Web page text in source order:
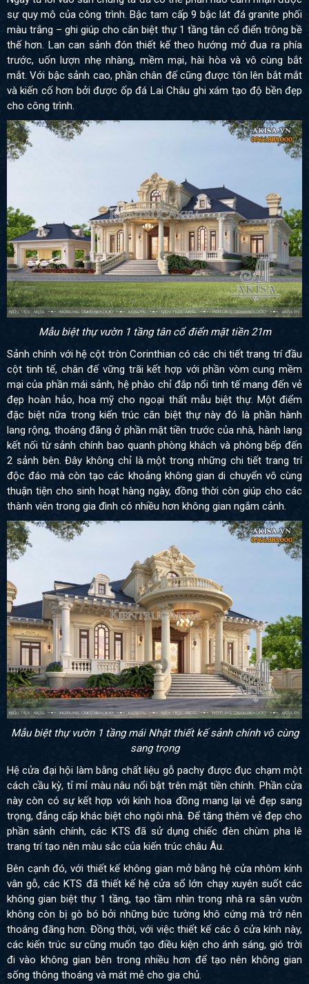
sự quy mô của công trình. Bậc tam cấp 9 bậc lát đá granite phối
màu trắng – ghi giúp cho căn biệt thự 1 tầng tân cổ điển trông bề
thế hơn. Lan can sảnh đón thiết kế theo hướng mở đua ra phía
trước, uốn lượn nhẹ nhàng, mềm mại, hài hòa và vô cùng bắt
mắt. Với bậc sảnh cao, phần chân đế cũng được tôn lên bắt mắt
và kiến cố hơn bởi được ốp đá Lai Châu ghi xám tạo độ bền đẹp
cho công trình.
Mẫu biệt thự vườn 1 tầng tân cổ điển mặt tiền 21m
Sảnh chính với hệ cột tròn Corinthian có các chi tiết trang trí đầu
cột tinh tế, chân đế vững trãi kết hợp với phần vòm cung mềm
mại của phần mái sảnh, hệ phào chỉ đắp nổi tinh tế mang đến vẻ
đẹp hoàn hảo, hoa mỹ cho ngoại thất mẫu biệt thự. Một điểm
đặc biệt nữa trong kiến trúc căn biệt thự này đó là phần hành
lang rộng, thoáng đãng ở phần mặt tiền trước của nhà, hành lang
kết nối từ sảnh chính bao quanh phòng khách và phòng bếp đến
2 sảnh bên. Đây không chỉ là một trong những chi tiết trang trí
độc đáo mà còn tạo các khoảng không gian di chuyển vô cùng
thuận tiện cho sinh hoạt hàng ngày, đồng thời còn giúp cho các
thành viên trong gia đình có nhiều hơn không gian ngắm cảnh.
Mẫu biệt thự vườn 1 tầng mái Nhật thiết kế sảnh chính vô cùng
sang trọng
Hệ cửa đại hội làm bằng chất liệu gỗ pachy được đục chạm một
cách cầu kỳ, tỉ mỉ màu nâu nổi bật trên mặt tiền chính. Phần cửa
này còn có sự kết hợp với kính hoa đồng mang lại vẻ đẹp sang
trọng, đẳng cấp khác biệt cho ngôi nhà. Để tăng thêm vẻ đẹp cho
phần sảnh chính, các KTS đã sử dụng chiếc đèn chùm pha lê
trang trí tạo nên màu sắc của kiến trúc châu Âu.
Bên cạnh đó, với thiết kế không gian mở bằng hệ cửa nhôm kính
vân gỗ, các KTS đã thiết kế hệ cửa sổ lớn chạy xuyên suốt các
không gian biệt thự 1 tầng, tạo tầm nhìn trong nhà ra sân vườn
không còn bị gò bó bởi những bức tường khô cứng mà trở nên
thoáng đãng hơn. Đồng thời, với việc thiết kế các ô cửa kính này,
các kiến trúc sư cũng muốn tạo điều kiện cho ánh sáng, gió trời
đi vào không gian bên trong nhiều hơn để tạo nên không gian
sống thông thoáng và mát mẻ cho gia chủ.